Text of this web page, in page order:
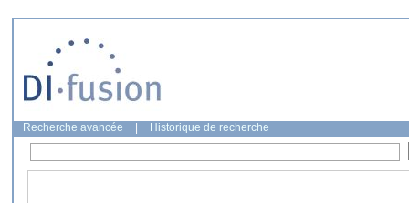
Recherche avancée Historique de recherche